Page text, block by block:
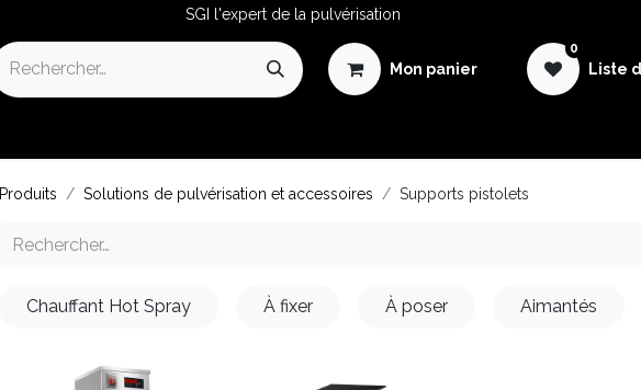
SGI l'expert de la pulvérisation
Mon panier
0
Liste
Produits Solutions de pulvérisation et accessoires Supports pistolets
Chauffant Hot Spray À fixer À poser Aimantés